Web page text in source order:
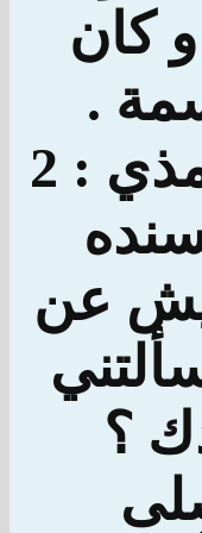
كان
.
6. صحيح الترمذي : 2
بسنده
عن
؟